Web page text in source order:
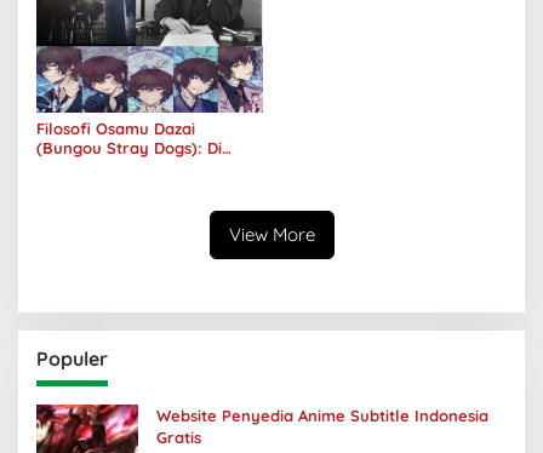
Filosofi Osamu Dazai
(Bungou Stray Dogs): Di
View More
Populer
Website Penyedia Anime Subtitle Indonesia
Gratis